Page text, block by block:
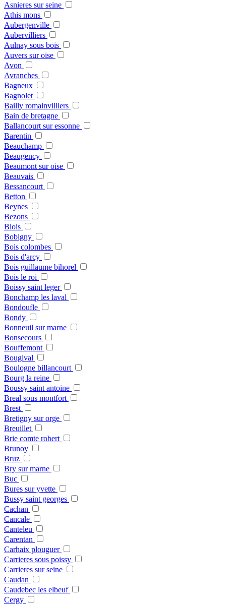
Asnieres sur seine
Athis mons
Aubergenville
Aubervilliers
Aulnay sous bois
Auvers sur oise
Avon
Avranches
Bagneux
Bagnolet
Bailly romainvilliers
Bain de bretagne
Ballancourt sur essonne
Barentin
Beauchamp
Beaugency
Beaumont sur oise
Beauvais
Bessancourt
Betton
Beynes
Bezons
Blois
Bobigny
Bois colombes
Bois d'arcy
Bois guillaume bihorel
Bois le roi
Boissy saint leger
Bonchamp les laval
Bondoufle
Bondy
Bonneuil sur marne
Bonsecours
Bouffemont
Bougival
Boulogne billancourt
Bourg la reine
Boussy saint antoine
Breal sous montfort
Brest
Bretigny sur orge
Breuillet
Brie comte robert
Brunoy
Bruz
Bry sur marne
Buc
Bures sur yvette
Bussy saint georges
Cachan
Cancale
Canteleu
Carentan
Carhaix plouguer
Carrieres sous poissy
Carrieres sur seine
Caudan
Caudebec les elbeuf
Cergy